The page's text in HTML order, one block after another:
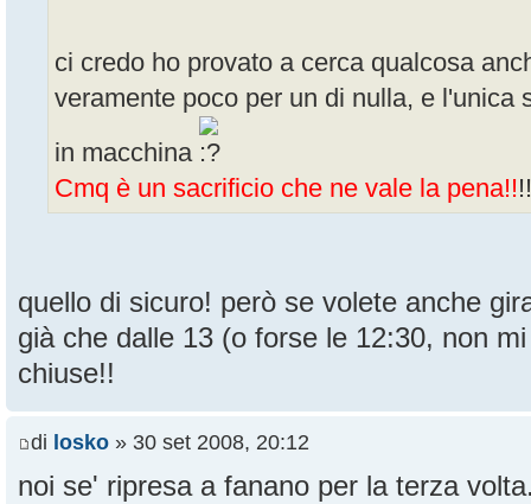
ci credo ho provato a cerca qualcosa
veramente poco per un di nulla, e l'unica
in macchina
Cmq è un sacrificio che ne vale la pena!!
quello di sicuro! però se volete anche
già che dalle 13 (o forse le 12:30, non
chiuse!!
di losko » 30 set 2008, 20:12
noi se' ripresa a fanano per la terza